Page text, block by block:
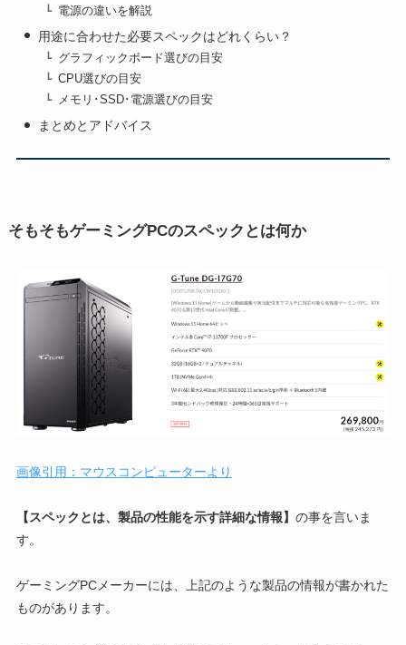
電源の違いを解説
用途に合わせた必要スペックはどれくらい？
グラフィックボード選びの目安
CPU選びの目安
メモリ･SSD･電源選びの目安
まとめとアドバイス
そもそもゲーミングPCのスペックとは何か
画像引用：マウスコンピューターより
【スペックとは、製品の性能を示す詳細な情報】 の事を言いま
す。
ゲーミングPCメーカーには、上記のような製品の情報が書かれた
ものがあります。